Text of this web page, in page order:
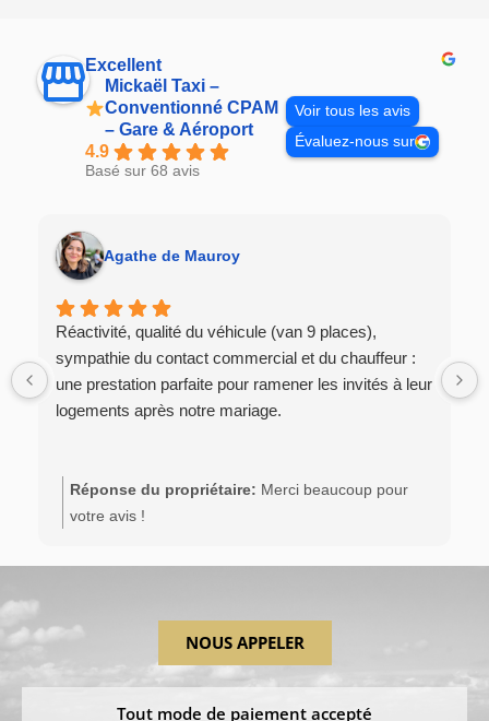
Excellent
Mickaël Taxi –
Conventionné CPAM
– Gare & Aéroport
4.9
Basé sur 68 avis
Voir tous les avis
Évaluez-nous sur
Agathe de Mauroy
Réactivité, qualité du véhicule (van 9 places),
sympathie du contact commercial et du chauffeur :
une prestation parfaite pour ramener les invités à leur
logements après notre mariage.
Réponse du propriétaire: Merci beaucoup pour
votre avis !
Nous sommes ravis que notre prestation vous ait
confiance et encore tous nos vœux de bonheur à
l'occasion de votre mariage.
NOUS APPELER
Tout mode de paiement accepté